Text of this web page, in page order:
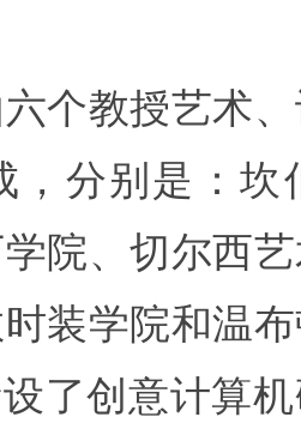
个教授艺术
，分别是：坎
院、切尔西
装学院和温布
了创意计算